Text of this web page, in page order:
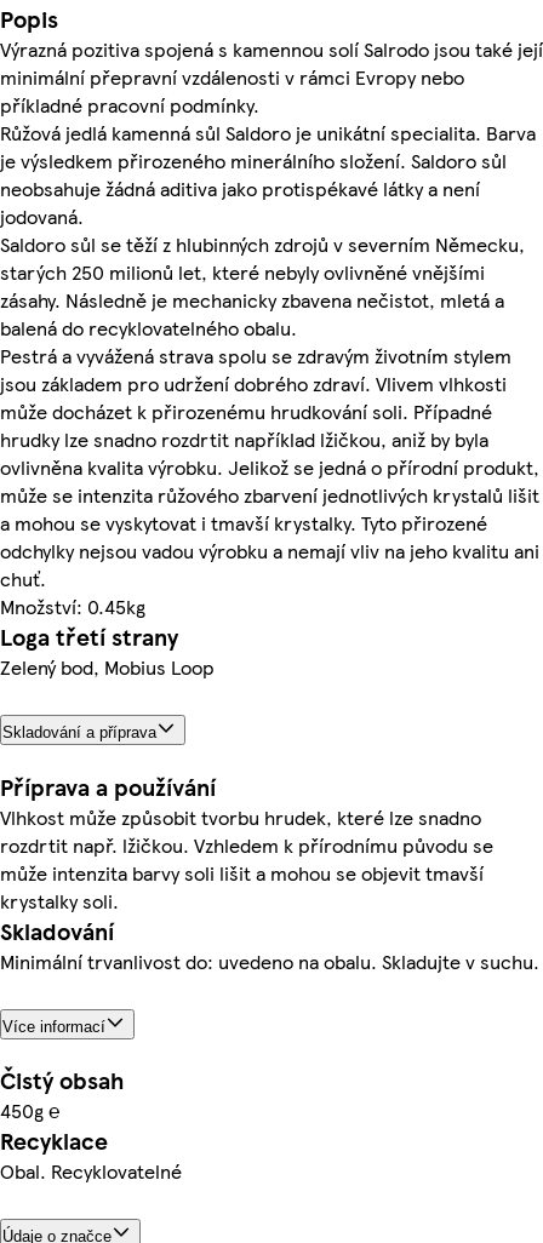
Popis
Výrazná pozitiva spojená s kamennou solí Salrodo jsou také její
minimální přepravní vzdálenosti v rámci Evropy nebo
příkladné pracovní podmínky.
Růžová jedlá kamenná sůl Saldoro je unikátní specialita. Barva
je výsledkem přirozeného minerálního složení. Saldoro sůl
neobsahuje žádná aditiva jako protispékavé látky a není
jodovaná.
Saldoro sůl se těží z hlubinných zdrojů v severním Německu,
starých 250 milionů let, které nebyly ovlivněné vnějšími
zásahy. Následně je mechanicky zbavena nečistot, mletá a
balená do recyklovatelného obalu.
Pestrá a vyvážená strava spolu se zdravým životním stylem
jsou základem pro udržení dobrého zdraví. Vlivem vlhkosti
může docházet k přirozenému hrudkování soli. Případné
hrudky lze snadno rozdrtit například lžičkou, aniž by byla
ovlivněna kvalita výrobku. Jelikož se jedná o přírodní produkt,
může se intenzita růžového zbarvení jednotlivých krystalů lišit
a mohou se vyskytovat i tmavší krystalky. Tyto přirozené
odchylky nejsou vadou výrobku a nemají vliv na jeho kvalitu ani
chuť.
Množství: 0.45kg
Loga třetí strany
Zelený bod, Mobius Loop
Skladování a příprava
Příprava a používání
Vlhkost může způsobit tvorbu hrudek, které lze snadno
rozdrtit např. lžičkou. Vzhledem k přírodnímu původu se
může intenzita barvy soli lišit a mohou se objevit tmavší
krystalky soli.
Skladování
Minimální trvanlivost do: uvedeno na obalu. Skladujte v suchu.
Více informací
Čistý obsah
450g ℮
Recyklace
Obal. Recyklovatelné
Údaje o značce